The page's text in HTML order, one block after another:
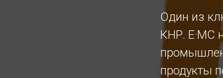
Один из
КНР. E·MC
продукты